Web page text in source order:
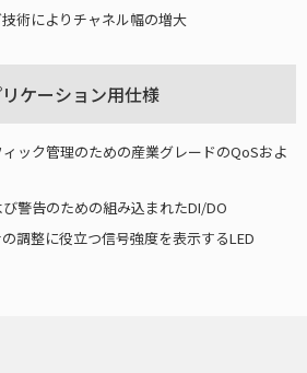
術によりチャネル幅の増大
ケーション用仕様
ック管理のための産業グレードのQoSおよ
警告のための組み込まれたDI/DO
調整に役立つ信号強度を表示するLED